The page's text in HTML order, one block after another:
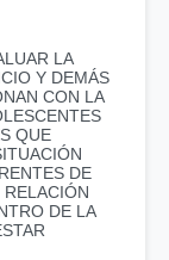
LA
Y DEMÁS
CON LA
QUE
DE
DE LA